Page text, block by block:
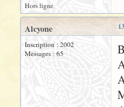
Hors ligne
Alcyone
Inscription : 2002
Messages : 65